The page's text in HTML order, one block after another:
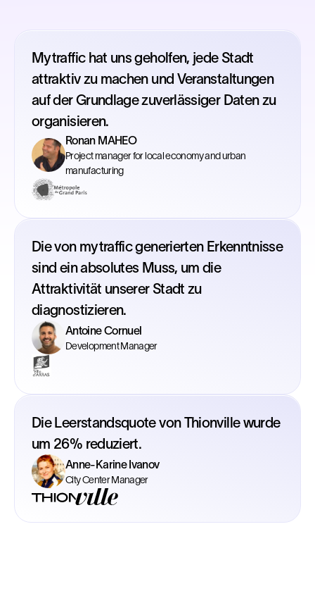
Mytraffic hat uns geholfen, jede Stadt
attraktiv zu machen und Veranstaltungen
auf der Grundlage zuverlässiger Daten zu
organisieren.
Ronan MAHEO
Project manager for local economy and urban
manufacturing
Die von mytraffic generierten Erkenntnisse
sind ein absolutes Muss, um die
Attraktivität unserer Stadt zu
diagnostizieren.
Antoine Cornuel
Development Manager
Die Leerstandsquote von Thionville wurde
um 26% reduziert.
Anne-Karine Ivanov
City Center Manager